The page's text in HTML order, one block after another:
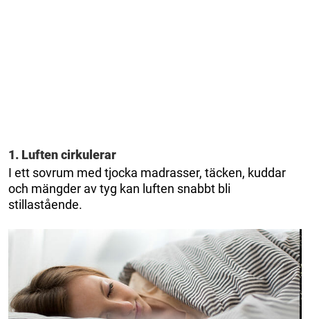
1. Luften cirkulerar
I ett sovrum med tjocka madrasser, täcken, kuddar
och mängder av tyg kan luften snabbt bli
stillastående.